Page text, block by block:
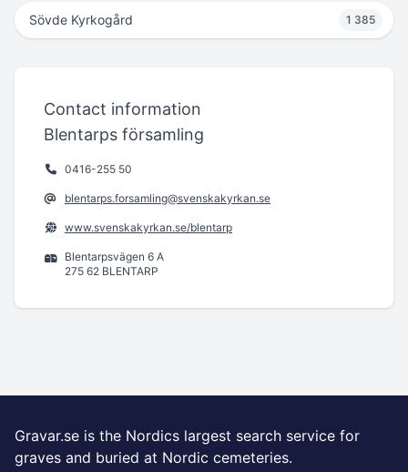
Sövde Kyrkogård 1 385
Contact information
Blentarps församling
0416-255 50
blentarps.forsamling@svenskakyrkan.se
www.svenskakyrkan.se/blentarp
Blentarpsvägen 6 A
275 62 BLENTARP
Gravar.se is the Nordics largest search service for
graves and buried at Nordic cemeteries.